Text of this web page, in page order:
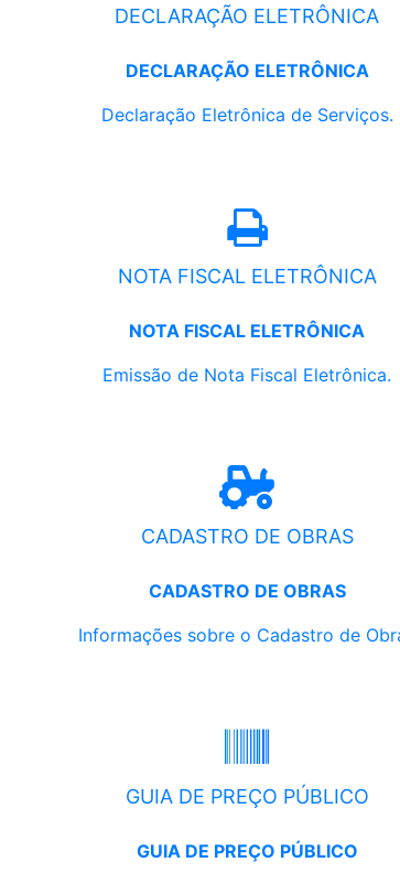
DECLARAÇÃO ELETRÔNICA
DECLARAÇÃO ELETRÔNICA
Declaração Eletrônica de Serviços.
NOTA FISCAL ELETRÔNICA
NOTA FISCAL ELETRÔNICA
Emissão de Nota Fiscal Eletrônica.
CADASTRO DE OBRAS
CADASTRO DE OBRAS
Informações sobre o Cadastro de
GUIA DE PREÇO PÚBLICO
GUIA DE PREÇO PÚBLICO